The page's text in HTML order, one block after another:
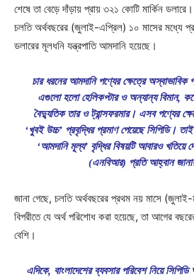
শেষে তা বেড়ে দাঁড়ায় প্রায় ৩২১ কোটি মার্কিন
চলতি অর্থবছরের (জুলাই-এপ্রিল) ১০ মাসের মধ্যে
ডলারের মূলধনি যন্ত্রপাতি আমদানি হয়েছে।
চার ধরনের আমদানি পণ্যের ক্ষেত্রে অস্বাভাবিক
এগুলো হলো হেলিকপ্টার ও অন্যান্য বিমান,
বৈদ্যুতিক তার ও ট্রান্সফরমার। এসব পণ্যের
‘খুবই উচ্চ’ প্রবৃদ্ধির প্রমাণ পেয়েছে সিপিডি।
‘আমদানি মূল্য’ বৃদ্ধির বিষয়টি আবারও খতিয়ে
(এনবিআর) প্রতি আহ্বান
জানা গেছে, চলতি অর্থবছরের প্রথম নয় মাসে (জুলাই-
বিপরীতে যে অর্থ পরিশোধ করা হয়েছে, তা আগের
বেশি।
এদিকে, বাংলাদেশের ব্যবসার পরিবেশ নিয়ে